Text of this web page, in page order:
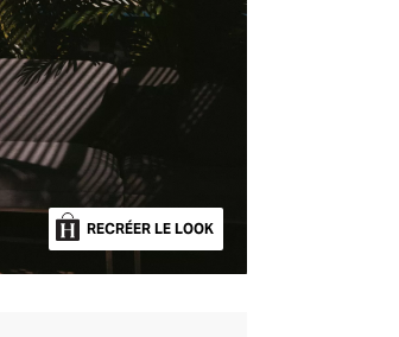
RECRÉER LE LOOK